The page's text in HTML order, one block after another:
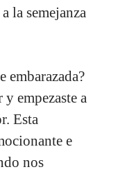
la semejanza
embarazada?
empezaste a
Esta
e
nos